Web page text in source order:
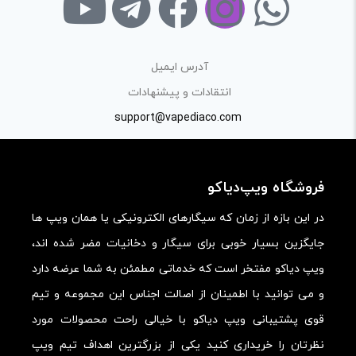
«پرسش و پاسخ» مطرح کنید.
امکانات و قابلیت ها:
آدرس ایمیل
انتقادات و پیشنهادات
support@vapediaco.com
فروشگاه ویپ‌دیاکو
در این بازه از زمان که سیگارهای الکترونیکی یا همان ویپ ها
جایگزین بسیار خوبی برای سیگار و دخانیات مضر شده اند،
ویپ دیاکو مفتخر است که خدماتی مطمئن به شما عرضه دارد
و می توانید با اطمینان از اصالت اجناس این مجموعه و تیم
قوی پشتیبانی ویپ دیاکو با خیالی راحت محصولات مورد
نظرتان را خریداری کنید یکی از بزرگترین اهداف تیم ویپ